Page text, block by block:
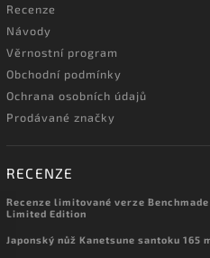
Recenze
Návody
Věrnostní program
Obchodní podmínky
Ochrana osobních údajů
Prodávané značky
RECENZE
Recenze limitované verze
Limited Edition
Japonský nůž Kanetsune santoku